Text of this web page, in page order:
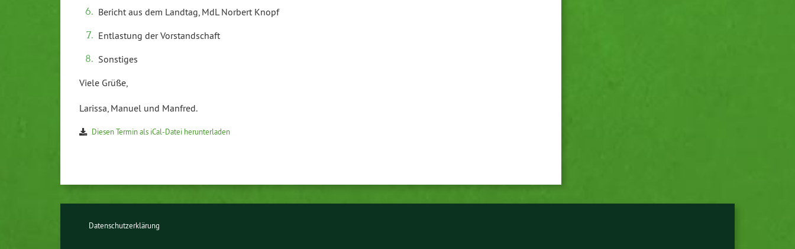
Bericht aus dem Landtag, MdL Norbert Knopf
Entlastung der Vorstandschaft
Sonstiges
Viele Grüße,
Larissa, Manuel und Manfred.
Diesen Termin als iCal-Datei herunterladen
Datenschutzerklärung